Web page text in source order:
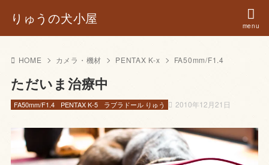
りゅうの犬小屋
HOME カメラ・機材 PENTAX K-x FA50mm/F1.4
ただいま治療中
2010年12月21日
FA50mm/F1.4 PENTAX K-5 ラブラドール りゅう